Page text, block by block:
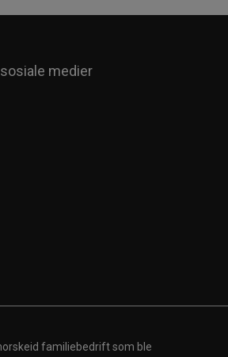
medier
familiebedrift som ble